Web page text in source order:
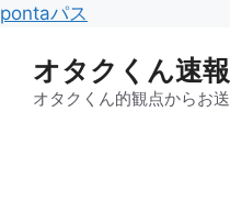
pontaパス
テ
ン
オタクくん速報
オタクくん的観点からお